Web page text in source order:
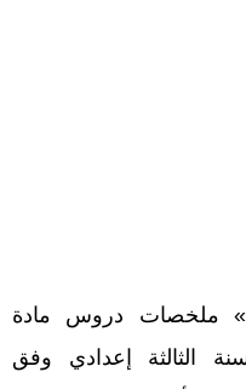
ملخصات دروس مادة
الثالثة إعدادي وفق